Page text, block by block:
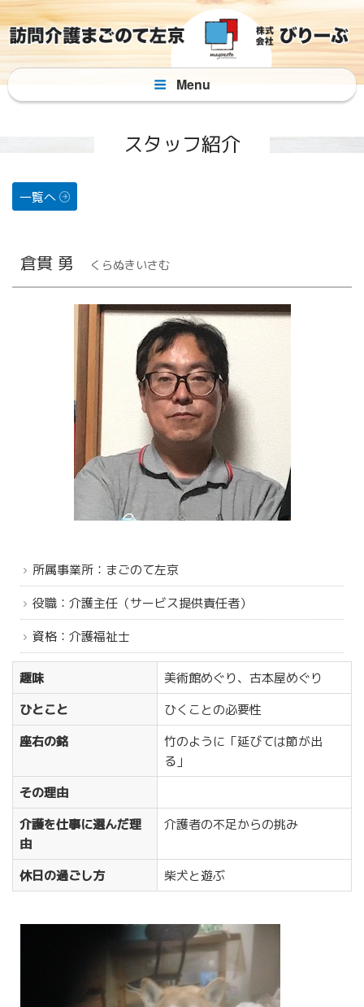
コ
ン
テ
ン
ツ
Menu
スタッフ紹介
一覧へ
倉貫 勇 くらぬきいさむ
所属事業所：まごのて左京
役職：介護主任（サービス提供責任者）
資格：介護福祉士
趣味 美術館めぐり、古本屋めぐり
ひとこと ひくことの必要性
座右の銘
竹のように「延びては節が出
る」
その理由
介護を仕事に選んだ理
由
介護者の不足からの挑み
休日の過ごし方 柴犬と遊ぶ